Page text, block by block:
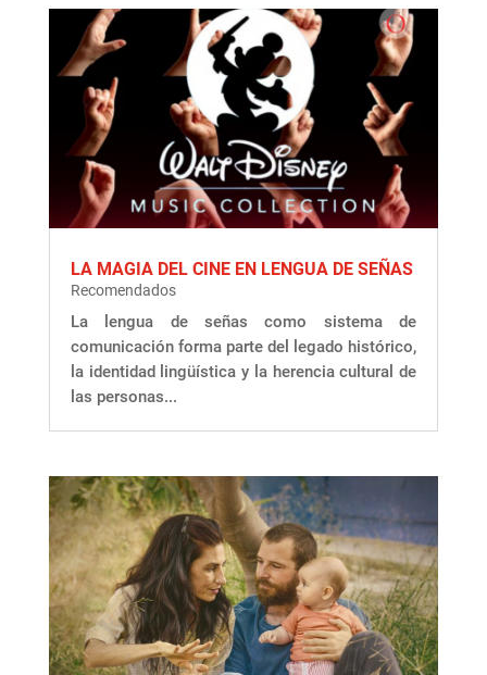
LA MAGIA DEL CINE EN LENGUA DE SEÑAS
Recomendados
La lengua de señas como sistema de
comunicación forma parte del legado histórico,
la identidad lingüística y la herencia cultural de
las personas...